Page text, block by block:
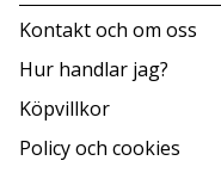
Kontakt och om oss
Hur handlar jag?
Köpvillkor
Policy och cookies